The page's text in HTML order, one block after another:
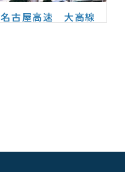
名古屋高速 大高線